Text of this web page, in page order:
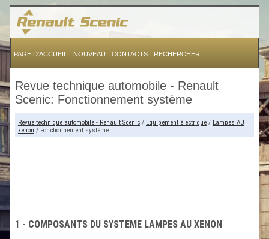
PAGE D'ACCUEIL NOUVEAU CONTACTS RECHERCHER
Revue technique automobile - Renault
Scenic: Fonctionnement système
Revue technique automobile - Renault Scenic/ Equipement électrique/ Lampes AU
xenon / Fonctionnement système
1 - COMPOSANTS DU SYSTEME LAMPES AU XENON